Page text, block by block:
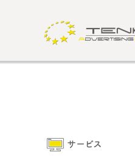
サービス